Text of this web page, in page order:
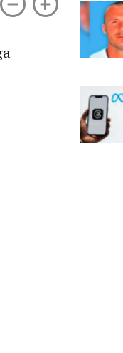
policia
në
pyetje
“Meta-
gjobë për